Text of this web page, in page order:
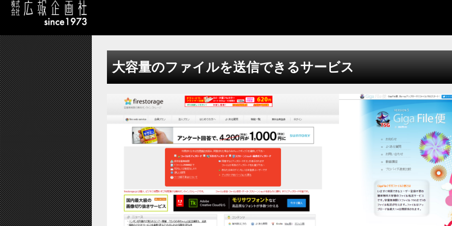
大容量のファイルを送信できるサービス